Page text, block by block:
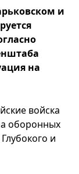
и
на
войска
оборонных
и